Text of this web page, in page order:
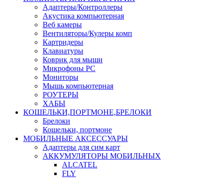
Адаптеры/Контроллеры
Акустика компьютерная
Веб камеры
Вентиляторы/Кулеры комп
Картридеры
Клавиатуры
Коврик для мыши
Микрофоны PC
Мониторы
Мышь компьютерная
РОУТЕРЫ
ХАБЫ
КОШЕЛЬКИ,ПОРТМОНЕ,БРЕЛОКИ
Брелоки
Кошельки, портмоне
МОБИЛЬНЫЕ АКСЕССУАРЫ
Адаптеры для сим карт
АККУМУЛЯТОРЫ МОБИЛЬНЫХ
ALCATEL
FLY